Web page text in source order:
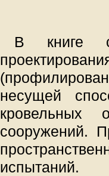
В книге
несущей
кровельных
сооружений.
испытаний.